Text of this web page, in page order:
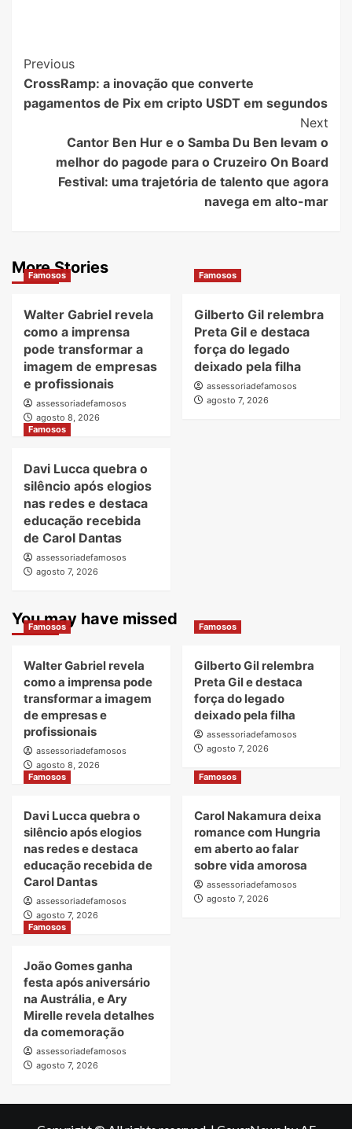
Post
Navigation
Previous
CrossRamp: a inovação que converte
pagamentos de Pix em cripto USDT em segundos
Next
Cantor Ben Hur e o Samba Du Ben levam o
melhor do pagode para o Cruzeiro On Board
Festival: uma trajetória de talento que agora
navega em alto-mar
More Stories
Famosos
Walter Gabriel revela
como a imprensa
pode transformar a
imagem de empresas
e profissionais
assessoriadefamosos
agosto 8, 2026
Famosos
Gilberto Gil relembra
Preta Gil e destaca
força do legado
deixado pela filha
assessoriadefamosos
agosto 7, 2026
Famosos
Davi Lucca quebra o
silêncio após elogios
nas redes e destaca
educação recebida
de Carol Dantas
assessoriadefamosos
agosto 7, 2026
You may have missed
Famosos
Walter Gabriel revela
como a imprensa pode
transformar a imagem
de empresas e
profissionais
assessoriadefamosos
agosto 8, 2026
Famosos
Gilberto Gil relembra
Preta Gil e destaca
força do legado
deixado pela filha
assessoriadefamosos
agosto 7, 2026
Famosos
Davi Lucca quebra o
silêncio após elogios
nas redes e destaca
educação recebida de
Carol Dantas
assessoriadefamosos
agosto 7, 2026
Famosos
Carol Nakamura deixa
romance com Hungria
em aberto ao falar
sobre vida amorosa
assessoriadefamosos
agosto 7, 2026
Famosos
João Gomes ganha
festa após aniversário
na Austrália, e Ary
Mirelle revela detalhes
da comemoração
assessoriadefamosos
agosto 7, 2026